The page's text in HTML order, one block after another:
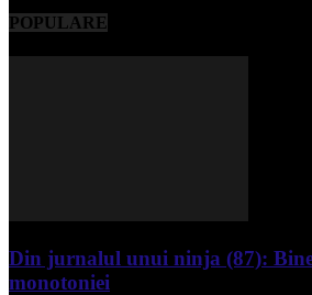
POPULARE
Din jurnalul unui ninja (87):
monotoniei